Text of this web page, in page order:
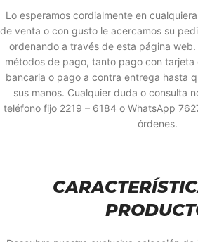
Lo esperamos cordialmente en
de venta o con gusto le acercamos su
ordenando a través de esta página
métodos de pago, tanto pago con
bancaria o pago a contra entrega hasta
sus manos. Cualquier duda o consulta
teléfono fijo 2219 – 6184 o WhatsApp
órdenes.